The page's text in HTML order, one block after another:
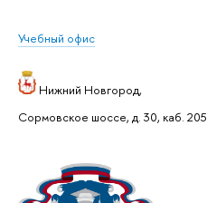
Учебный офис
Нижний Новгород,
Сормовское шоссе, д. 30, каб. 205